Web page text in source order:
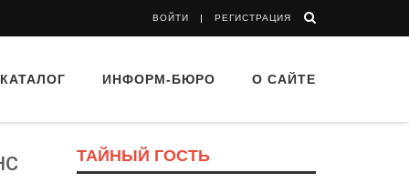
ВОЙТИ РЕГИСТРАЦИЯ
КАТАЛОГ ИНФОРМ-БЮРО О САЙТЕ
ТАЙНЫЙ ГОСТЬ